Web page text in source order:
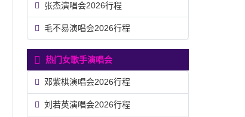
张杰演唱会2026行程
毛不易演唱会2026行程
热门女歌手演唱会
邓紫棋演唱会2026行程
刘若英演唱会2026行程